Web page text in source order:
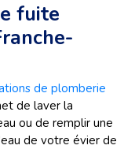
fuite
de plomberie
de laver la
ou de remplir une
de votre évier de